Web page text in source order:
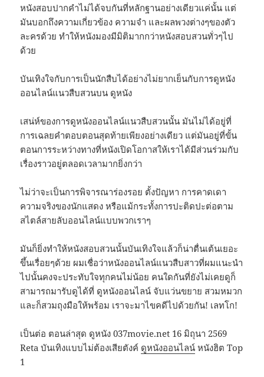
หนังสอบปากคำไม่ได้จบกันที่หลักฐานอย่างเดียวแค่นั้น แต่
มันบอกถึงความเกี่ยวข้อง ความจำ และผลพวงต่างๆของตัว
ละครด้วย ทำให้หนังมองมีมิติมากกว่าหนังสอบสวนทั่วๆไป
ด้วย
บันเทิงใจกับการเป็นนักสืบได้อย่างไม่ยากเย็นกับการดูหนัง
ออนไลน์แนวสืบสวนบน ดูหนัง
เสน่ห์ของการดูหนังออนไลน์แนวสืบสวนนั้น มันไม่ได้อยู่ที่
การเฉลยคำตอบตอนสุดท้ายเพียงอย่างเดียว แต่มันอยู่ที่ขั้น
ตอนการระหว่างทางที่หนังเปิดโอกาสให้เราได้มีส่วนร่วมกับ
เรื่องราวอยู่ตลอดเวลามากยิ่งกว่า
ไม่ว่าจะเป็นการพิจารณาร่องรอย ตั้งปัญหา การคาดเดา
ความจริงของนักแสดง หรือแม้กระทั้งการปะติดปะต่อตาม
สไตล์สายลับออนไลน์แบบพวกเราๆ
มันก็ยิ่งทำให้หนังสอบสวนนั้นบันเทิงใจแล้วก็น่าตื่นเต้นเยอะ
ขึ้นเรื่อยๆด้วย ผมเชื่อว่าหนังออนไลน์แนวสืบสาวที่ผมแนะนำ
ไปนั้นคงจะประทับใจทุกคนไม่น้อย คนใดกันที่ยังไม่เคยดูก็
สามารถมารับดูได้ที่ ดูหนังออนไลน์ จับแว่นขยาย สวมหมวก
และก็สวมถุงมือให้พร้อม เราจะมาไขคดีไปด้วยกัน! เลทโก!
เป็นต่อ ตอนล่าสุด ดูหนัง 037movie.net 16 มิถุนา 2569
Reta บันเทิงแบบไม่ต้องเสียตังค์ ดูหนังออนไลน์ หนังฮิต Top
1